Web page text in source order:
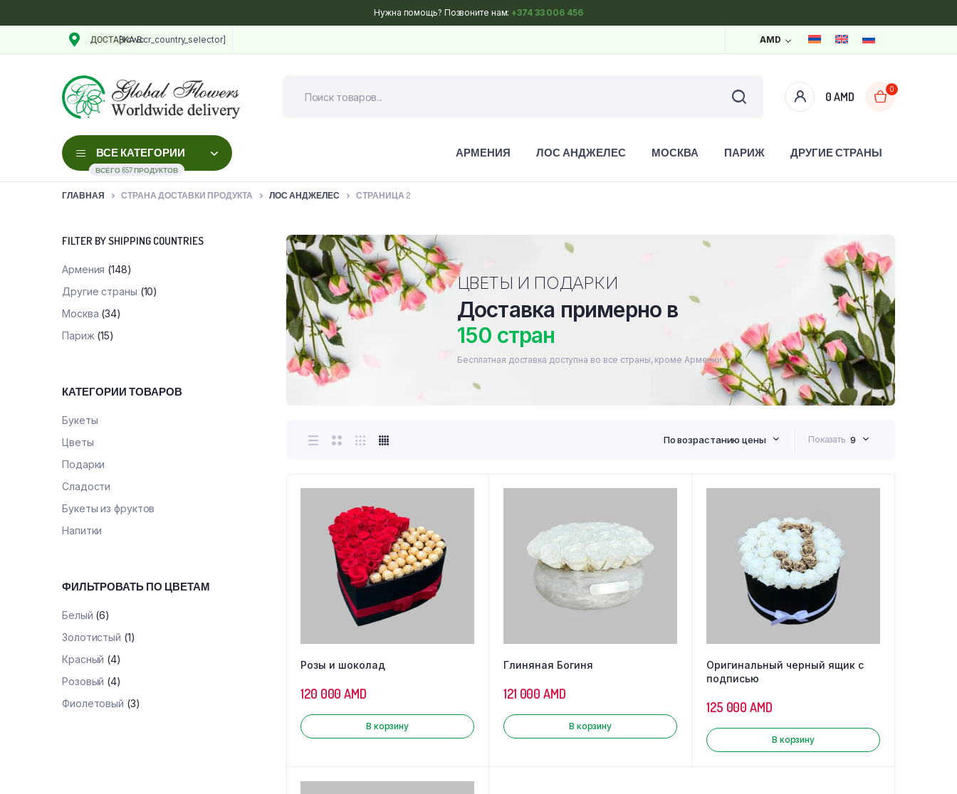
Нужна помощь? Позвоните нам: +374 33 006 456
ДОСТАВКА В:[vcwccr_country_selector] AMD
0 AMD
0
ВСЕ КАТЕГОРИИ
ВСЕГО 657 ПРОДУКТОВ
АРМЕНИЯ ЛОС АНДЖЕЛЕС МОСКВА ПАРИЖ ДРУГИЕ СТРАНЫ
ГЛАВНАЯ СТРАНА ДОСТАВКИ ПРОДУКТА ЛОС АНДЖЕЛЕС СТРАНИЦА 2
ЦВЕТЫ И ПОДАРКИ
Доставка примерно в
150 стран
Бесплатная доставка доступна во все страны, кроме Армении.
По возрастанию цены Показать 9
Розы и шоколад
120 000 AMD
В корзину
Глиняная Богиня
121 000 AMD
В корзину
Оригинальный черный ящик с
подписью
125 000 AMD
В корзину
FILTER BY SHIPPING COUNTRIES
Армения (148)
Другие страны (10)
Москва (34)
Париж (15)
КАТЕГОРИИ ТОВАРОВ
Букеты
Цветы
Подарки
Сладости
Букеты из фруктов
Напитки
ФИЛЬТРОВАТЬ ПО ЦВЕТАМ
Белый (6)
Золотистый (1)
Красный (4)
Розовый (4)
Фиолетовый (3)